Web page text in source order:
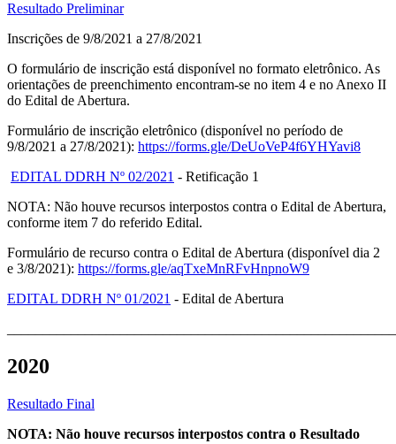
Resultado Preliminar
Inscrições de 9/8/2021 a 27/8/2021
O formulário de inscrição está disponível no formato eletrônico. As
orientações de preenchimento encontram-se no item 4 e no Anexo II
do Edital de Abertura.
Formulário de inscrição eletrônico (disponível no período de
9/8/2021 a 27/8/2021): https://forms.gle/DeUoVeP4f6YHYavi8
EDITAL DDRH Nº 02/2021 - Retificação 1
NOTA: Não houve recursos interpostos contra o Edital de Abertura,
conforme item 7 do referido Edital.
Formulário de recurso contra o Edital de Abertura (disponível dia 2
e 3/8/2021): https://forms.gle/aqTxeMnRFvHnpnoW9
EDITAL DDRH Nº 01/2021 - Edital de Abertura
2020
Resultado Final
NOTA: Não houve recursos interpostos contra o Resultado